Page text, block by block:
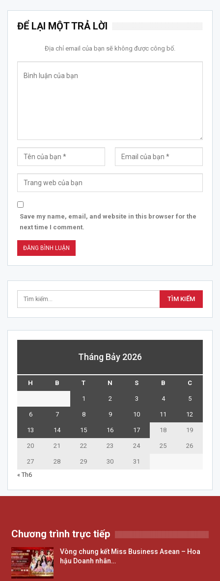
ĐỂ LẠI MỘT TRẢ LỜI
Địa chỉ email của bạn sẽ không được công bố.
Save my name, email, and website in this browser for the
next time I comment.
Tháng Bảy 2026
H B T N S B C
1 2 3 4 5
6 7 8 9 10 11 12
13 14 15 16 17 18 19
20 21 22 23 24 25 26
27 28 29 30
31
« Th6
Chương trình trực tiếp
Vòng chung kết Miss Business Asean – Hoa
hậu Doanh nhân…